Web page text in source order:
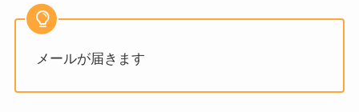
メールが届きます